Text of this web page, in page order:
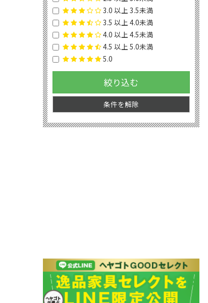
3.0 以上 3.5未満
3.5 以上 4.0未満
4.0 以上 4.5未満
4.5 以上 5.0未満
5.0
絞り込む
条件を解除